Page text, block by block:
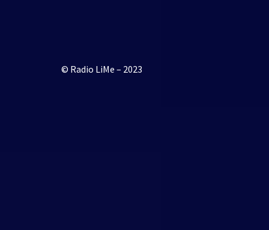
© Radio LiMe – 2023